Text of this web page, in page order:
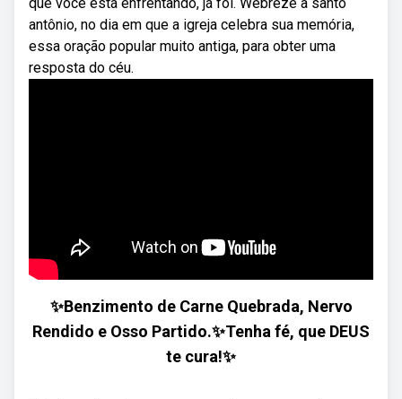
antônio, no dia em que a igreja celebra sua memória,
essa oração popular muito antiga, para obter uma
resposta do céu.
✨Benzimento de Carne Quebrada, Nervo
Rendido e Osso Partido.✨Tenha fé, que DEUS
te cura!✨